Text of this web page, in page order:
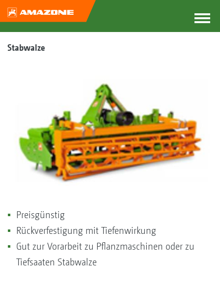
Stabwalze
Preisgünstig
Rückverfestigung mit Tiefenwirkung
Gut zur Vorarbeit zu Pflanzmaschinen oder zu
Tiefsaaten Stabwalze